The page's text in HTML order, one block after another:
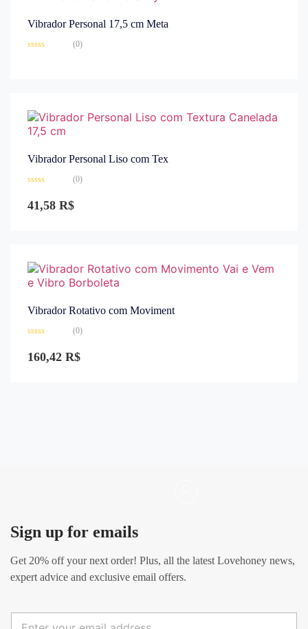
Vibrador Personal 17,5 cm Meta
(0)
Vibrador Personal Liso com Tex
0
de
(0)
41,58 R$
Vibrador Rotativo com Moviment
0
de
(0)
160,42 R$
Sign up for emails
Get 20% offyour next order! Plus, all the latest Lovehoney news,
expert advice and exclusive email offers.